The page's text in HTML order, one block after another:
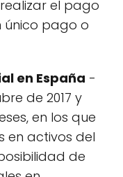
el pago
único pago o
en España -
de 2017 y
en los que
en activos del
de